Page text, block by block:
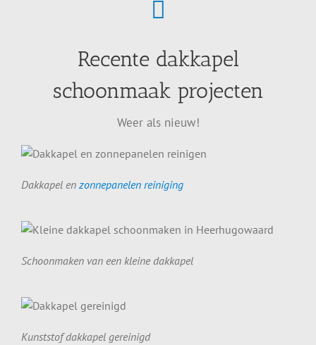
Recente dakkapel
schoonmaak projecten
Weer als nieuw!
Dakkapel en zonnepanelen reiniging
Schoonmaken van een kleine dakkapel
Kunststof dakkapel gereinigd